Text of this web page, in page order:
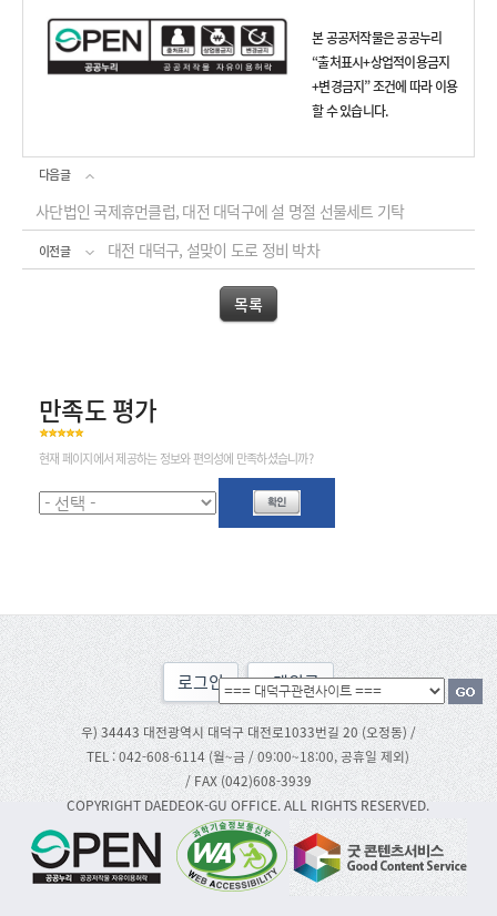
본 공공저작물은 공공누리
“출처표시+상업적이용금지
+변경금지” 조건에 따라 이용
할 수 있습니다.
다음글
사단법인 국제휴먼클럽, 대전 대덕구에 설 명절 선물세트 기탁
이전글 대전 대덕구, 설맞이 도로 정비 박차
목록
만족도 평가
현재 페이지에서 제공하는 정보와 편의성에 만족하셨습니까?
로그인 맨위로
우) 34443 대전광역시 대덕구 대전로1033번길 20 (오정동) /
TEL : 042-608-6114 (월~금 / 09:00~18:00, 공휴일 제외)
/ FAX (042)608-3939
COPYRIGHT DAEDEOK-GU OFFICE. ALL RIGHTS RESERVED.